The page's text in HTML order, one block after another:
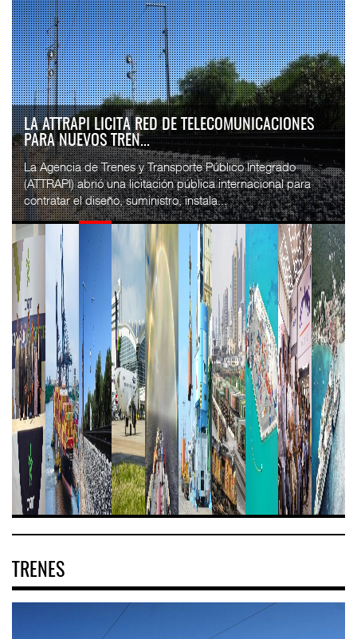
IT-ANÁLISIS: VOLARIS ABRIRÁ RUTA ENTRE
WASHINGTON DULLES Y G...
⮕ IA y automatización redefinen operación aeroportuaria
⮕ Bombardier exhibe Challenger 3500 en LABACE 2026
Volaris anunció una nueva ru...
TRENES